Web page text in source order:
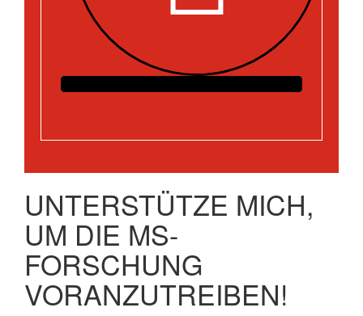
UNTERSTÜTZE MICH,
UM DIE MS-
FORSCHUNG
VORANZUTREIBEN!